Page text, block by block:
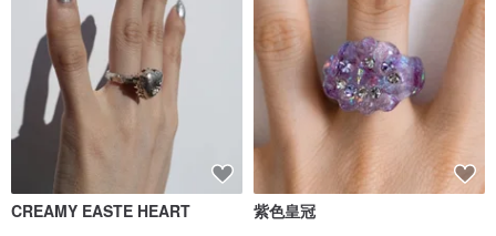
CREAMY EASTE HEART 紫色皇冠